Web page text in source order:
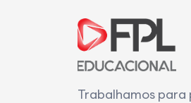
Trabalhamos